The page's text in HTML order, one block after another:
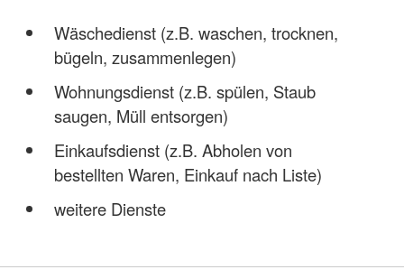
Wäschedienst (z.B. waschen, trocknen,
bügeln, zusammenlegen)
Wohnungsdienst (z.B. spülen, Staub
saugen, Müll entsorgen)
Einkaufsdienst (z.B. Abholen von
bestellten Waren, Einkauf nach Liste)
weitere Dienste